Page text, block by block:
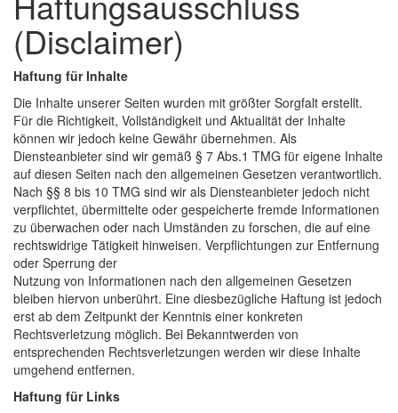
(Disclaimer)
Haftung für Inhalte
Die Inhalte unserer Seiten wurden mit größter Sorgfalt erstellt.
Für die Richtigkeit, Vollständigkeit und Aktualität der Inhalte
können wir jedoch keine Gewähr übernehmen. Als
Diensteanbieter sind wir gemäß § 7 Abs.1 TMG für eigene Inhalte
auf diesen Seiten nach den allgemeinen Gesetzen verantwortlich.
Nach §§ 8 bis 10 TMG sind wir als Diensteanbieter jedoch nicht
verpflichtet, übermittelte oder gespeicherte fremde Informationen
zu überwachen oder nach Umständen zu forschen, die auf eine
rechtswidrige Tätigkeit hinweisen. Verpflichtungen zur Entfernung
oder Sperrung der
Nutzung von Informationen nach den allgemeinen Gesetzen
bleiben hiervon unberührt. Eine diesbezügliche Haftung ist jedoch
erst ab dem Zeitpunkt der Kenntnis einer konkreten
Rechtsverletzung möglich. Bei Bekanntwerden von
entsprechenden Rechtsverletzungen werden wir diese Inhalte
umgehend entfernen.
Haftung für Links